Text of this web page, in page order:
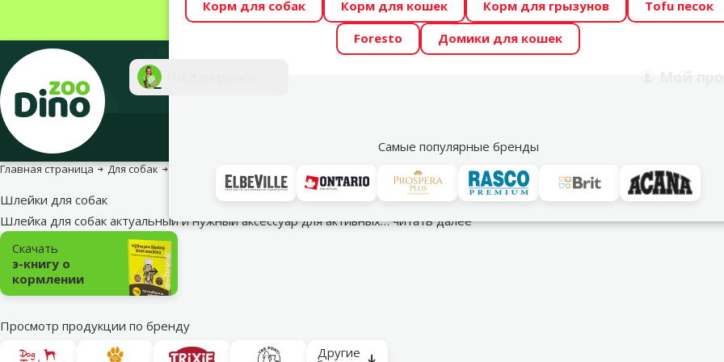
Весь месяц Dino Zoo предлагает отличные цены на ТОП-овые корма! 🍖
Фотоконкурс “GADA ŪSAIŅI”! Возможно Твой питомец станет звездой
Корм для собак Корм для кошек Корм для грызунов
Tofu песок
Foresto
Домики для кошек
Самые популярные бренды
Акции
Главная страница Для собак
Шлейки для собак
Шлейка для собак актуальный и нужный аксессуар для активных…читать далее
Подкатегория
Скачать
э-книгу о
кормлении
Просмотр продукции по бренду
Другие